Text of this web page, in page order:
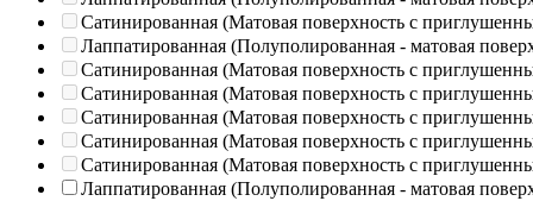
Сатинированная (Матовая поверхность с
Лаппатированная (Полуполированная - матовая
Сатинированная (Матовая поверхность с
Сатинированная (Матовая поверхность с
Сатинированная (Матовая поверхность с
Сатинированная (Матовая поверхность с
Сатинированная (Матовая поверхность с
Лаппатированная (Полуполированная - матовая